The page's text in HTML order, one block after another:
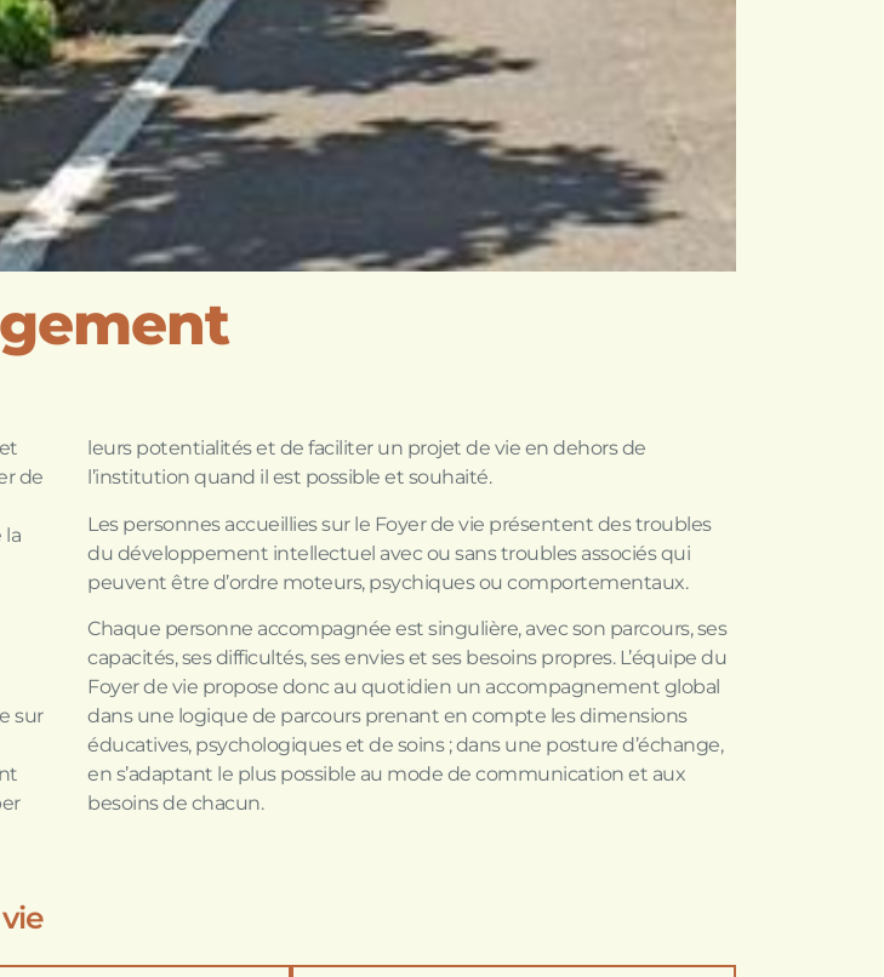
de
la
sur
leurs potentialités et de faciliter un projet de vie en dehors de
l’institution quand il est possible et souhaité.
Les personnes accueillies sur le Foyer de vie présentent des troubles
du développement intellectuel avec ou sans troubles associés qui
peuvent être d’ordre moteurs, psychiques ou comportementaux.
Chaque personne accompagnée est singulière, avec son parcours, ses
capacités, ses difficultés, ses envies et ses besoins propres. L’équipe du
Foyer de vie propose donc au quotidien un accompagnement global
dans une logique de parcours prenant en compte les dimensions
éducatives, psychologiques et de soins ; dans une posture d’échange,
en s’adaptant le plus possible au mode de communication et aux
besoins de chacun.